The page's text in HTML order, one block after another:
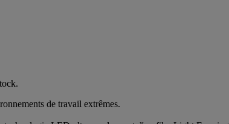
de travail extrêmes.